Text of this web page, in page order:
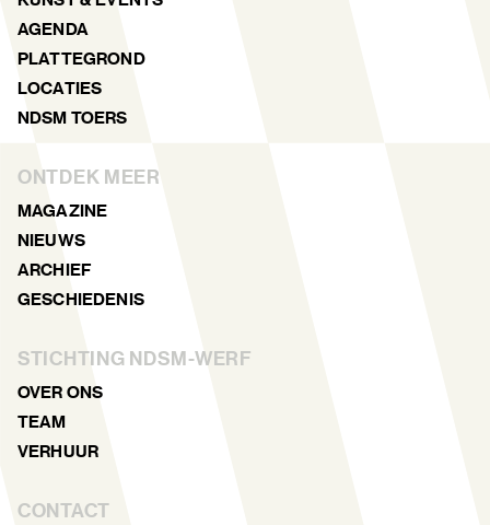
AGENDA
PLATTEGROND
LOCATIES
NDSM TOERS
ONTDEK MEER
MAGAZINE
NIEUWS
ARCHIEF
GESCHIEDENIS
STICHTING NDSM-WERF
OVER ONS
TEAM
VERHUUR
CONTACT